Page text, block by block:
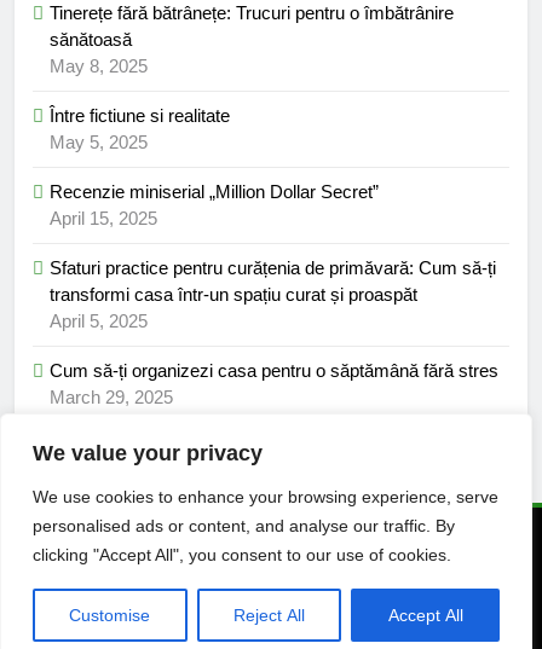
We value your privacy
We use cookies to enhance your browsing experience, serve
personalised ads or content, and analyse our traffic. By
clicking "Accept All", you consent to our use of cookies.
Customise Reject All Accept All
Tinerețe fără bătrânețe: Trucuri pentru o îmbătrânire
sănătoasă
May 8, 2025
Între fictiune si realitate
May 5, 2025
Recenzie miniserial „Million Dollar Secret”
April 15, 2025
Sfaturi practice pentru curățenia de primăvară: Cum să-ți
transformi casa într-un spațiu curat și proaspăt
April 5, 2025
Cum să-ți organizezi casa pentru o săptămână fără stres
March 29, 2025
© 2025 Viata pozitiva. Toate drepturile rezervate. Powered By
Confidentialitate